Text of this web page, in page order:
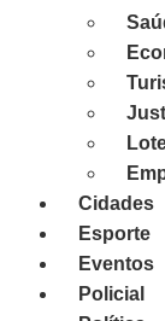
Cidades
Esporte
Eventos
Policial